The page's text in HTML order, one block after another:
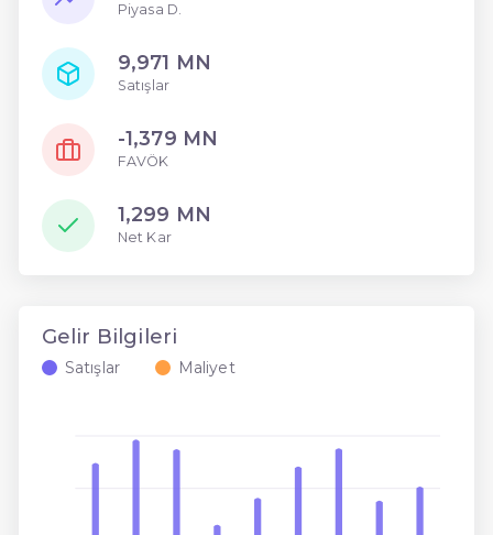
Piyasa D.
9,971 MN
Satışlar
-1,379 MN
FAVÖK
1,299 MN
Net Kar
Gelir Bilgileri
Satışlar Maliyet